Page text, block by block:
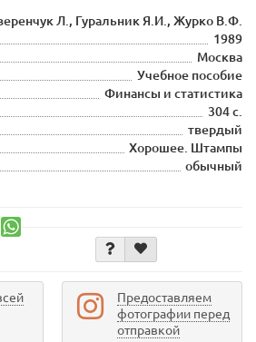
Л., Гуральник Я.И., Журко В.Ф.
1989
Москва
Учебное пособие
Финансы и статистика
304 с.
твердый
Хорошее. Штампы
обычный
Предоставляем
фотографии перед
отправкой